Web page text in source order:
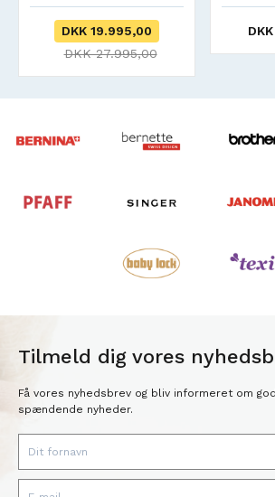
- Incl kuffertvogn
DKK 19.995,00
DKK 27.995,00
Tilmeld dig vores
Få vores nyhedsbrev og bliv informeret om
spændende nyheder.